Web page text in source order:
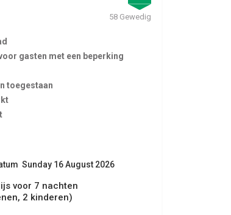
58 Gewedig
gasten met een beperking
toegestaan
Sunday 16 August 2026
voor 7 nachten
2 kinderen)